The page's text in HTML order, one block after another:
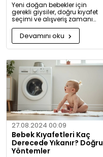
Yeni doğan bebekler için
gerekli giysiler, doğru kıyafet
seçimi ve alışveriş zamanı
hakkında kapsamlı bilgiler ve
tavsiyeler.
Devamını oku
27.08.2024 00:09
Bebek Kıyafetleri Kaç
Derecede Yıkanır? Doğru
Yöntemler